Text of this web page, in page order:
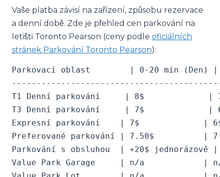
Vaše platba závisí na zařízení, způsobu rezervace
a denní době. Zde je přehled cen parkování na
letišti Toronto Pearson (ceny podle oficiálních
stránek Parkování Toronto Pearson):
Parkovací oblast        | 0-20 min (Den) |
T1 Denní parkování     | 8$
T3 Denní parkování     | 7$
Expresní parkování    | 7$
Preferované parkování | 7.50$
Parkování s obsluhou  | +20$
Value Park Garage     | n/a